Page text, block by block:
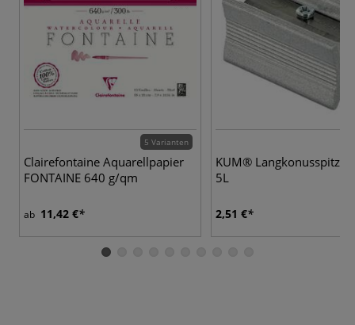
5 Varianten
Clairefontaine Aquarellpapier
FONTAINE 640 g/qm
ab 11,42 €
KUM® Langkonusspitzer
5L
2,51 €